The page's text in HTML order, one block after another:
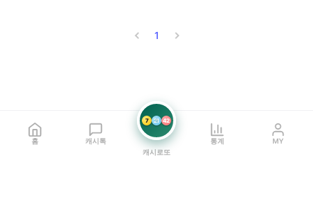
1
홈 캐시톡
7 21 42
캐시로또
통계 MY